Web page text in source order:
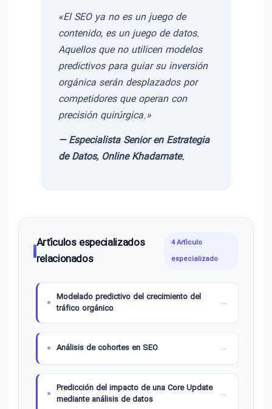
«El SEO ya no es un juego de
contenido, es un juego de datos.
Aquellos que no utilicen modelos
predictivos para guiar su inversión
orgánica serán desplazados por
competidores que operan con
precisión quirúrgica.»
— Especialista Senior en Estrategia
de Datos, Online Khadamate.
Artículos especializados
relacionados
4 Artículo
especializado
Modelado predictivo del crecimiento del
tráfico orgánico
Análisis de cohortes en SEO
Predicción del impacto de una Core Update
mediante análisis de datos